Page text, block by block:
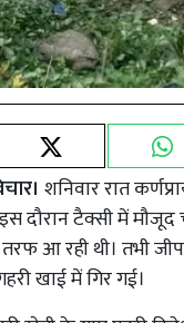
शनिवार रात
दौरान टैक्सी में
आ रही थी। तभी
खाई में गिर गई।